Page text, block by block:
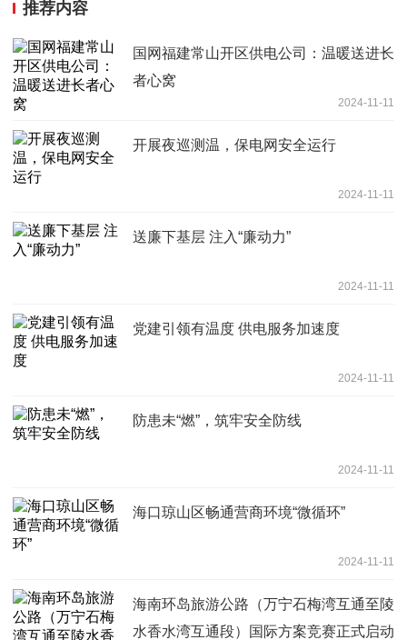
推荐内容
国网福建常山开区供电公司：温暖送进长
者心窝
2024-11-11
开展夜巡测温，保电网安全运行
2024-11-11
送廉下基层 注入“廉动力”
2024-11-11
党建引领有温度 供电服务加速度
2024-11-11
防患未“燃”，筑牢安全防线
2024-11-11
海口琼山区畅通营商环境“微循环”
2024-11-11
海南环岛旅游公路（万宁石梅湾互通至陵
水香水湾互通段）国际方案竞赛正式启动